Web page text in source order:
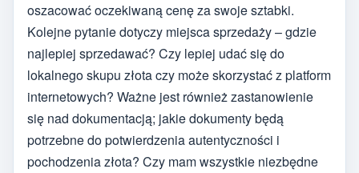
oszacować oczekiwaną cenę za swoje sztabki.
Kolejne pytanie dotyczy miejsca sprzedaży – gdzie
najlepiej sprzedawać? Czy lepiej udać się do
lokalnego skupu złota czy może skorzystać z platform
internetowych? Ważne jest również zastanowienie
się nad dokumentacją; jakie dokumenty będą
potrzebne do potwierdzenia autentyczności i
pochodzenia złota? Czy mam wszystkie niezbędne